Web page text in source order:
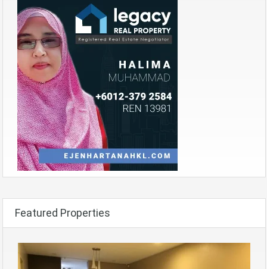
Featured Properties